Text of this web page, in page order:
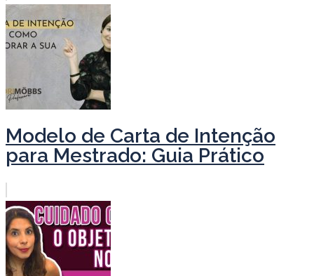
Modelo de Carta de Intenção
para Mestrado: Guia Prático